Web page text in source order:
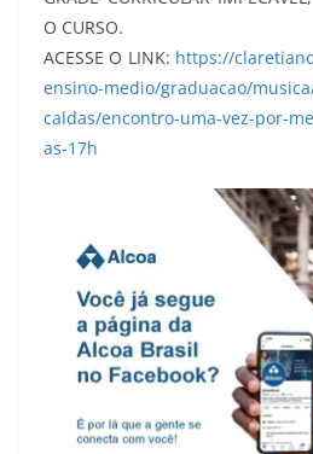
O CURSO.
ACESSE O LINK: https://
ensino-medio/graduacao/
caldas/encontro-uma-vez-por-
as-17h